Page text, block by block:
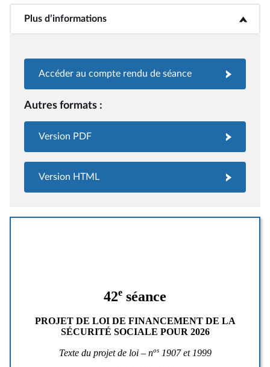
Plus d’informations<b>Plus d’informations</b>
Accéder au compte rendu de séance
Autres formats :
Version PDF
Version HTML